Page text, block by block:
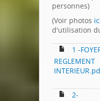
personnes)
(Voir photos
d'utilisation
1 -
REGLEMENT
2-